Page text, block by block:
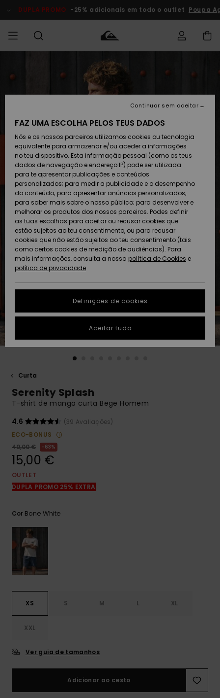
do
DUPLA PROMO -25% adicionais em todo o outlet Poupa
Roupas
Calçado e
chinelos
Surfe/água
Snow
Artigos
recém-
chegados
Coleções
MENINO
Roupas
Calçado e
chinelos
Surfe/água
Neve
Artigos
recém-
chegados
Highlights
MULHER
Shop
chegados
Highlights
Snow
SURF
Surf Shop
Homem
Crianças
Highlights
Community
SNOW
Artigos
Neve
Homem
Artigos
Criança
Snow Shop
Feminino
Highlights
Community
DUPLA
PROMO
Outlet
Homem
Criança
Outlet
Mulher
AJUDA
Acede à tua
encomenda
Devoluções
Pagamento
Cartão
presente
Quiksilver
Freedom
Protecção de
dados
Guia de
tamanhos
conversa para
obteres a
resposta mais
conversa
Encontra
respostas
para as
contacto.
SUSTAINABILITY
PRESENTE
DESEJO
Curta
Serenity Splash
T-shirt de manga curta Bege Homem
4.6
(39 Avaliações)
ECO-BONUS
40,00 €
63%
15,00 €
OUTLET
DUPLA PROMO 25% EXTRA
Cor Bone White
XS S M L XL
XXL
Ver guia de tamanhos
Adicionar ao cesto
FAZ UMA ESCOLHA PELOS TEUS DADOS
Nós e os nossos parceiros utilizamos cookies ou tecnologia
equivalente para armazenar e/ou aceder a informações
no teu dispositivo. Esta informação pessoal (como os teus
dados de navegação e endereço IP) pode ser utilizada
para te apresentar publicações e conteúdos
personalizados; para medir a publicidade e o desempenho
do conteúdo; para apresentar anúncios personalizados;
para saber mais sobre o nosso público; para desenvolver e
melhorar os produtos dos nossos parceiros. Podes definir
as tuas escolhas para aceitar ou recusar cookies que
estão sujeitos ao teu consentimento, ou para recusar
cookies que não estão sujeitos ao teu consentimento (tais
como certos cookies de medição de audiências). Para
mais informações, consulta a nossa política de Cookies e
política de privacidade
Definições de cookies
Continuar sem aceitar
Aceitar tudo